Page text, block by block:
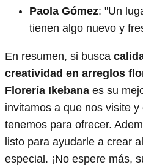
Paola Gómez: "Un
tienen algo nuevo y
En resumen, si busca
creatividad en arreglos
Florería Ikebana es su
invitamos a que nos visite
tenemos para ofrecer.
listo para ayudarle a crear
especial. ¡No espere más,